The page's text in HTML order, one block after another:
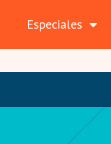
Especiales